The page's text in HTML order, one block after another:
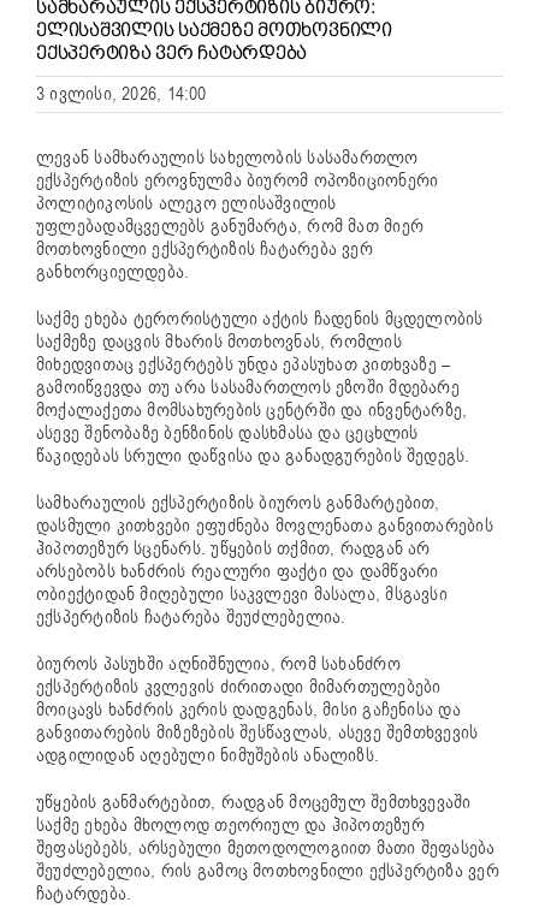
ᲡᲐᲛᲮᲐᲠᲐᲣᲚᲘᲡ ᲔᲥᲡᲞᲔᲠᲢᲘᲖᲘᲡ ᲑᲘᲣᲠᲝ:
ᲔᲚᲘᲡᲐᲨᲕᲘᲚᲘᲡ ᲡᲐᲥᲛᲔᲖᲔ ᲛᲝᲗᲮᲝᲕᲜᲘᲚᲘ
ᲔᲥᲡᲞᲔᲠᲢᲘᲖᲐ ᲕᲔᲠ ᲩᲐᲢᲐᲠᲓᲔᲑᲐ
3 ივლისი, 2026, 14:00
ლევან სამხარაულის სახელობის სასამართლო
ექსპერტიზის ეროვნულმა ბიურომ ოპოზიციონერი
პოლიტიკოსის ალეკო ელისაშვილის
უფლებადამცველებს განუმარტა, რომ მათ მიერ
მოთხოვნილი ექსპერტიზის ჩატარება ვერ
განხორციელდება.
საქმე ეხება ტერორისტული აქტის ჩადენის მცდელობის
საქმეზე დაცვის მხარის მოთხოვნას, რომლის
მიხედვითაც ექსპერტებს უნდა ეპასუხათ კითხვაზე –
გამოიწვევდა თუ არა სასამართლოს ეზოში მდებარე
მოქალაქეთა მომსახურების ცენტრში და ინვენტარზე,
ასევე შენობაზე ბენზინის დასხმასა და ცეცხლის
წაკიდებას სრული დაწვისა და განადგურების შედეგს.
სამხარაულის ექსპერტიზის ბიუროს განმარტებით,
დასმული კითხვები ეფუძნება მოვლენათა განვითარების
ჰიპოთეზურ სცენარს. უწყების თქმით, რადგან არ
არსებობს ხანძრის რეალური ფაქტი და დამწვარი
ობიექტიდან მიღებული საკვლევი მასალა, მსგავსი
ექსპერტიზის ჩატარება შეუძლებელია.
ბიუროს პასუხში აღნიშნულია, რომ სახანძრო
ექსპერტიზის კვლევის ძირითადი მიმართულებები
მოიცავს ხანძრის კერის დადგენას, მისი გაჩენისა და
განვითარების მიზეზების შესწავლას, ასევე შემთხვევის
ადგილიდან აღებული ნიმუშების ანალიზს.
უწყების განმარტებით, რადგან მოცემულ შემთხვევაში
საქმე ეხება მხოლოდ თეორიულ და ჰიპოთეზურ
შეფასებებს, არსებული მეთოდოლოგიით მათი შეფასება
შეუძლებელია, რის გამოც მოთხოვნილი ექსპერტიზა ვერ
ჩატარდება.